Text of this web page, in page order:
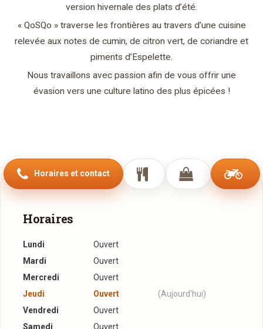
version hivernale des plats d’été.
« QoSQo » traverse les frontières au travers d’une cuisine
relevée aux notes de cumin, de citron vert, de coriandre et
piments d’Espelette.
Nous travaillons avec passion afin de vous offrir une
évasion vers une culture latino des plus épicées !
Horaires et contact
Horaires
Lundi
Ouvert
Mardi
Ouvert
Mercredi
Ouvert
Jeudi
Ouvert
(Aujourd'hui)
Vendredi
Ouvert
Samedi
Ouvert